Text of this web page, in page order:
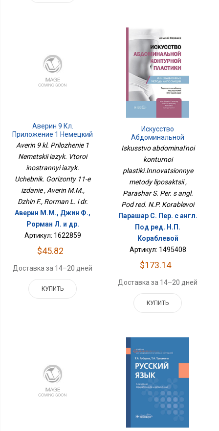
Аверин 9 Кл.
Приложение 1 Немецкий
Язык. Второй
Учебник. Горизонты 11-Е
Издание
Averin 9 kl. Prilozhenie 1
Nemetskii iazyk. Vtoroi
inostrannyi iazyk.
Uchebnik. Gorizonty 11-e
izdanie , Averin M.M.,
Dzhin F., Rorman L. i dr.
Аверин М.М., Джин Ф.,
Рорман Л. и др.
Артикул: 1622859
$45.82
Доставка за 14–20 дней
КУПИТЬ
Искусство
Абдоминальной
Контурной
Методы Липосакции
Iskusstvo abdominal'noi
konturnoi
plastiki.Innovatsionnye
metody liposaktsii ,
Parashar S. Per. s angl.
Pod red. N.P. Korablevoi
Парашар С. Пер. с англ.
Под ред. Н.П.
Кораблевой
Артикул: 1495408
$173.14
Доставка за 14–20 дней
КУПИТЬ